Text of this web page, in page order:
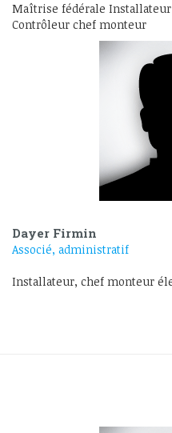
Maîtrise fédérale
Contrôleur chef monteur
Dayer Firmin
Associé, administratif
Installateur, chef monteur